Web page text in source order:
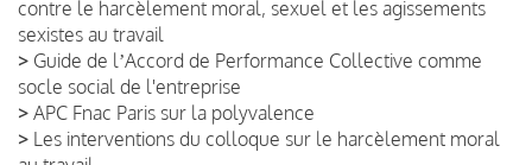
contre le harcèlement moral, sexuel et les agissements
sexistes au travail
> Guide de lʼAccord de Performance Collective comme
socle social de l'entreprise
> APC Fnac Paris sur la polyvalence
> Les interventions du colloque sur le harcèlement moral